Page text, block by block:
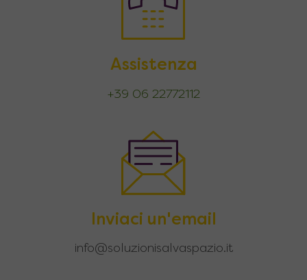
Assistenza
+39 06 22772112
Inviaci un'email
info@soluzionisalvaspazio.it